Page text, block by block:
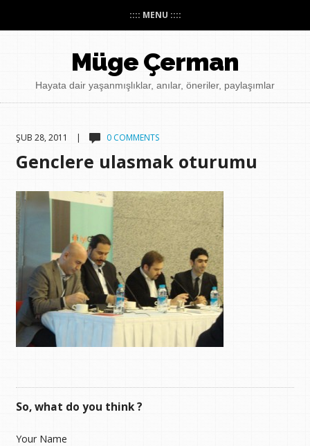
:::: MENU ::::
Müge Çerman
Hayata dair yaşanmışlıklar, anılar, öneriler, paylaşımlar
ŞUB 28, 2011 | 0 COMMENTS
Genclere ulasmak oturumu
So, what do you think ?
Your Name